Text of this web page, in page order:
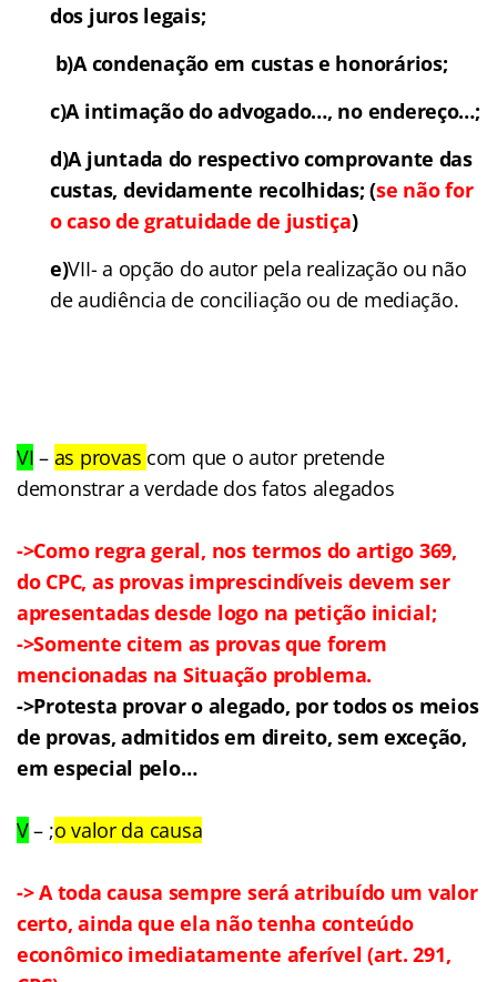
dos juros legais;
b)A condenação em custas e honorários;
c)A intimação do advogado…, no endereço…;
d)A juntada do respectivo comprovante das
custas, devidamente recolhidas; (se não for
o caso de gratuidade de justiça)
e)VII- a opção do autor pela realização ou não
de audiência de conciliação ou de mediação.
VI – as provas com que o autor pretende
demonstrar a verdade dos fatos alegados
->Como regra geral, nos termos do artigo 369,
do CPC, as provas imprescindíveis devem ser
apresentadas desde logo na petição inicial;
->Somente citem as provas que forem
mencionadas na Situação problema.
->Protesta provar o alegado, por todos os meios
de provas, admitidos em direito, sem exceção,
em especial pelo…
V– ;o valor da causa
-> A toda causa sempre será atribuído um valor
certo, ainda que ela não tenha conteúdo
econômico imediatamente aferível (art. 291,